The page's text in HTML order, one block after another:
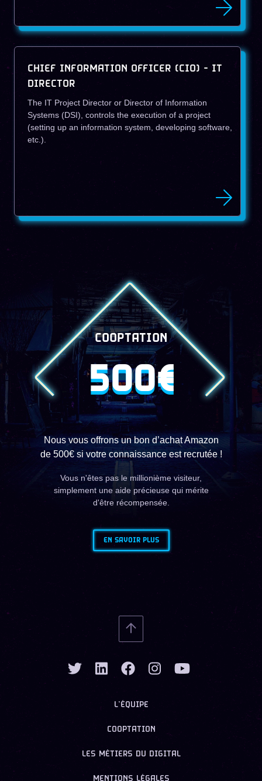
CHIEF INFORMATION OFFICER (CIO) - IT
DIRECTOR
The IT Project Director or Director of Information
Systems (DSI), controls the execution of a project
(setting up an information system, developing software,
etc.).
COOPTATION
500€
Nous vous offrons un bon d’achat Amazon
de 500€ si votre connaissance est recrutée !
Vous n'êtes pas le millionième visiteur,
simplement une aide précieuse qui mérite
d'être récompensée.
EN SAVOIR PLUS
L’ÉQUIPE
COOPTATION
LES MÉTIERS DU DIGITAL
MENTIONS LÉGALES